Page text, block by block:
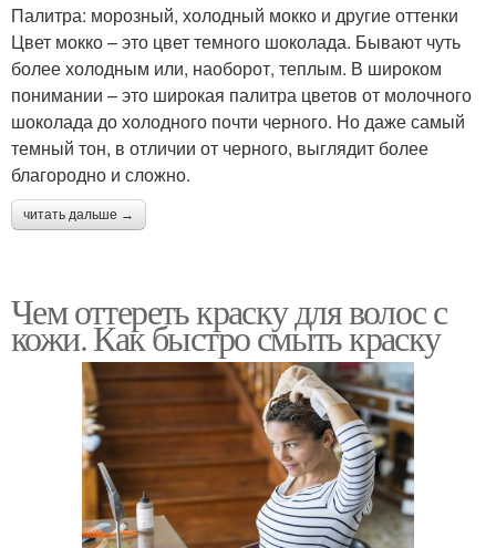
Палитра: морозный, холодный мокко и другие оттенки
Цвет мокко – это цвет темного шоколада. Бывают чуть
более холодным или, наоборот, теплым. В широком
понимании – это широкая палитра цветов от молочного
шоколада до холодного почти черного. Но даже самый
темный тон, в отличии от черного, выглядит более
благородно и сложно.
читать дальше →
Чем оттереть краску для волос с
кожи. Как быстро смыть краску